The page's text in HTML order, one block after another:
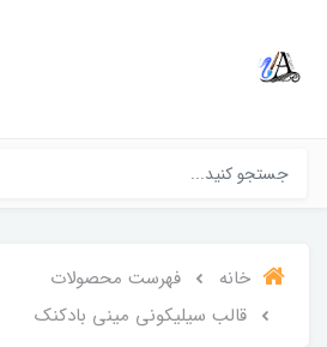
خانه
فهرست محصولات
قالب سیلیکونی مینی بادکنک